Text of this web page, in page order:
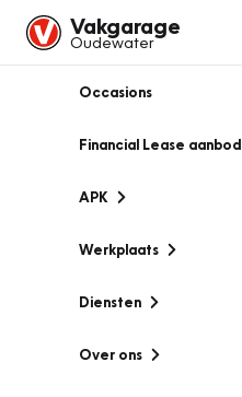
Vakgarage
Oudewater
Occasions
Financial Lease aanbod
APK
Werkplaats
Diensten
Over ons